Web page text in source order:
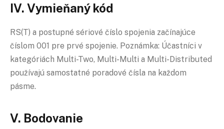
IV. Vymieňaný kód
RS(T) a postupné sériové číslo spojenia začínajúce
číslom 001 pre prvé spojenie. Poznámka: Účastníci v
kategóriách Multi-Two, Multi-Multi a Multi-Distributed
používajú samostatné poradové čísla na každom
pásme.
V. Bodovanie